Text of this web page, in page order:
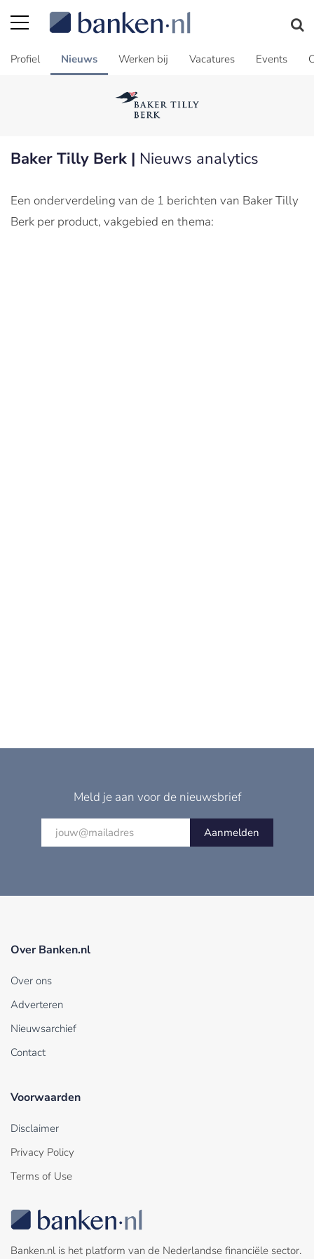
Profiel Nieuws Werken bij Vacatures Events
Baker Tilly Berk | Nieuws analytics
Een onderverdeling van de 1 berichten van Baker Tilly
Berk per product, vakgebied en thema:
Meld je aan voor de nieuwsbrief
Aanmelden
Over Banken.nl
Over ons
Adverteren
Nieuwsarchief
Contact
Voorwaarden
Disclaimer
Privacy Policy
Terms of Use
Banken.nl is het platform van de Nederlandse financiële sector.